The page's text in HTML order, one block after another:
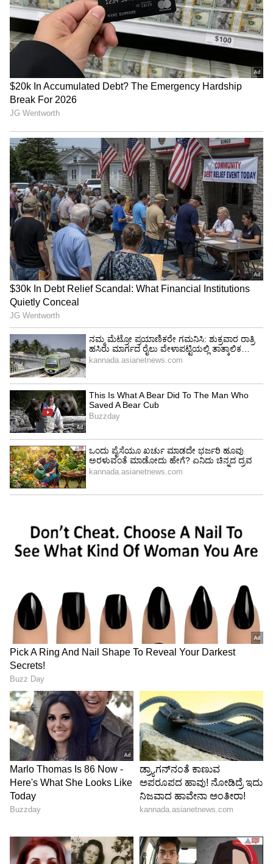
ಅಪರಾಧ ಪ್ರಕರಣಗಳ ತನಿಖೆಯನ್ನು ಬಹಿರಂಗ ಪಡಿಸುವುದಕ್ಕೆ
ನಿರ್ಬಂಧ ವಿಧಿಸುವುದು ಸರಿಯಲ್ಲ. ಆದರೆ ಊಹೆಯ
ಆಧಾರದಲ್ಲಿ ಮಾಧ್ಯಮಗಳಲ್ಲಿ ನಡೆಯುವ ವಿಚಾರಣೆ
ಸರಿಯಲ್ಲ. ಹಾಗಾಗಿ ಇದನ್ನು ನಿಯಂತ್ರಿಸಲು ಏಕರೂಪದ
ನಿಯಮವನ್ನು ಜಾರಿ ಮಾಡಬೇಕು. ಮಾಧ್ಯಮಗಳಿಗೆ ಬಿಡುಗಡೆ
ಮಾಡುವ ಹೇಳಿಕೆಗಳು ಆರೋಪಿಗಳ ಬಗ್ಗೆ ಪೂರ್ವಾಗ್ರಹ
ಹೊಂದುವಂತೆ ಮಾಡಬಾರದು ಎಂದು ಕೋರ್ಟ್‌ ಸೂಚಿಸಿದೆ.
ಹಿರಿಯ ವಕೀಲ ಗೋಪಾಲ್‌ ಶಂಕರನಾರಾಯಣ (Gopal
ಕ್ಯೂರಿಯಾಗಿ (Amicus Curiae) ನೇಮಕ ಮಾಡಲಾಗಿದೆ.
ಶೇ.50 ರಿಂದ ಶೇ.18 ಕ್ಕೆ TAX ಇಳಿಕೆ: ಮೋದಿ-
ಟ್ರಂಪ್ ಐತಿಹಾಸಿಕ ಒಪ್ಪಂದ | India US
Trade Deal | Party Rounds